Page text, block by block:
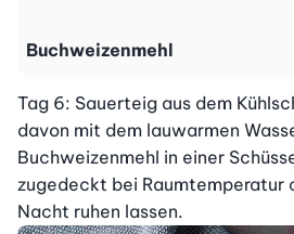
Buchweizenmehl
Tag 6: Sauerteig aus dem
davon mit dem lauwarmen
Buchweizenmehl in einer
zugedeckt bei Raumtemperatur
Nacht ruhen lassen.